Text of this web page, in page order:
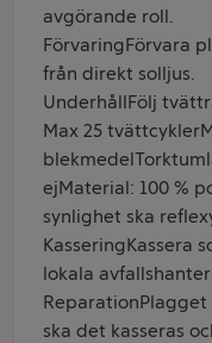
avgörande roll.
FörvaringFörvara
från direkt solljus.
UnderhållFölj
Max 25
ejMaterial: 100 %
synlighet ska
KasseringKassera
lokala
ska det kasseras